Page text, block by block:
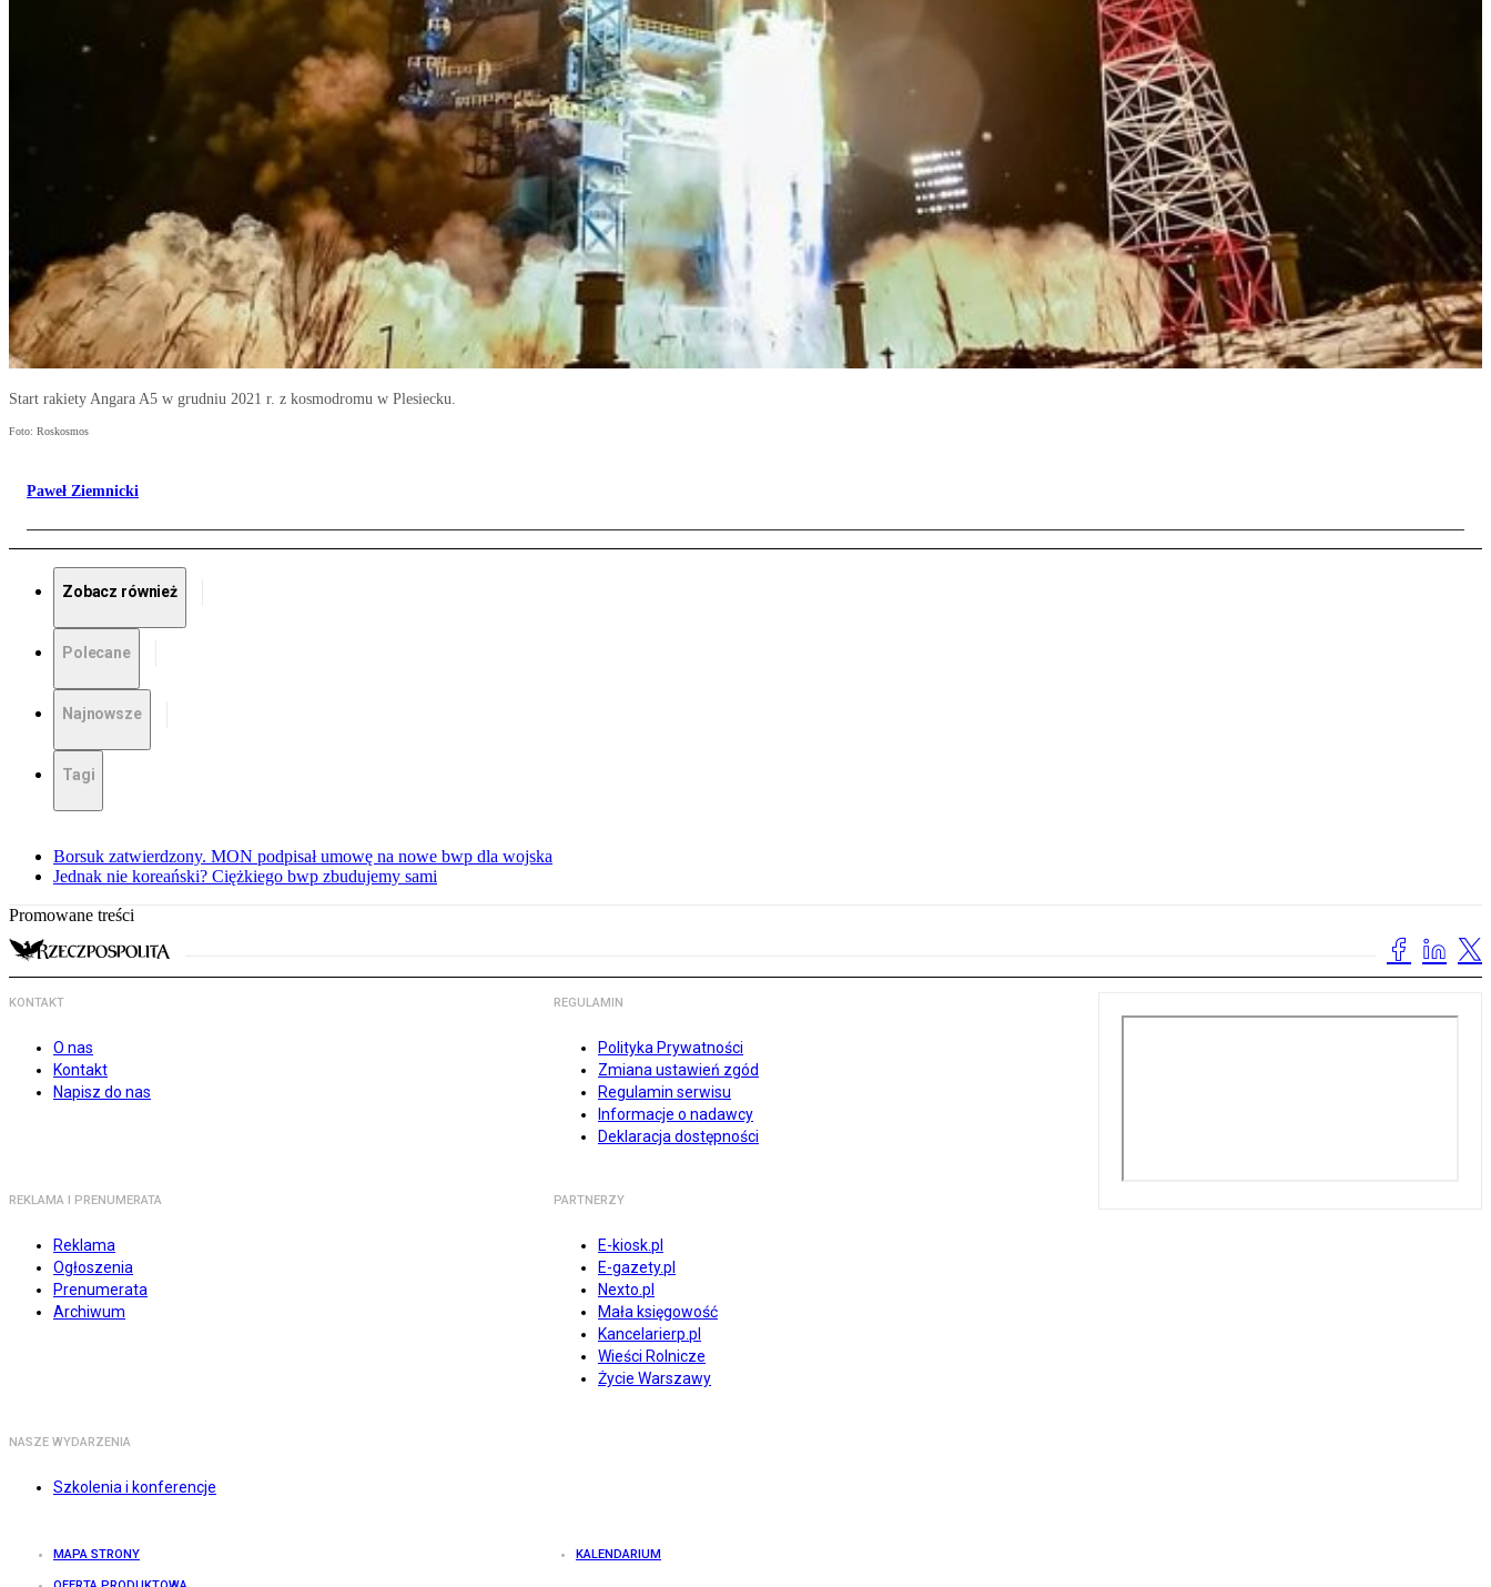
Start rakiety Angara A5 w grudniu 2021 r. z kosmodromu w Plesiecku.
Foto: Roskosmos
Paweł Ziemnicki
Zobacz również
Polecane
Najnowsze
Tagi
Borsuk zatwierdzony. MON podpisał umowę na nowe bwp dla wojska
Jednak nie koreański? Ciężkiego bwp zbudujemy sami
Promowane treści
KONTAKT
O nas
Kontakt
Napisz do nas
REGULAMIN
Polityka Prywatności
Zmiana ustawień zgód
Regulamin serwisu
Informacje o nadawcy
Deklaracja dostępności
REKLAMA I PRENUMERATA
Reklama
Ogłoszenia
Prenumerata
Archiwum
PARTNERZY
E-kiosk.pl
E-gazety.pl
Nexto.pl
Mała księgowość
Kancelarierp.pl
Wieści Rolnicze
Życie Warszawy
NASZE WYDARZENIA
Szkolenia i konferencje
MAPA STRONY KALENDARIUM